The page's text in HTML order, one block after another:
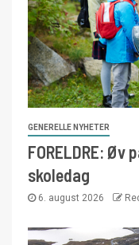
GENERELLE NYHETER
FORELDRE:
skoledag
6. august 2026